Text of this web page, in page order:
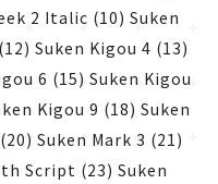
2 Italic (10) Suken
Suken Kigou 4 (13)
6 (15) Suken Kigou
Kigou 9 (18) Suken
Suken Mark 3 (21)
Script (23) Suken